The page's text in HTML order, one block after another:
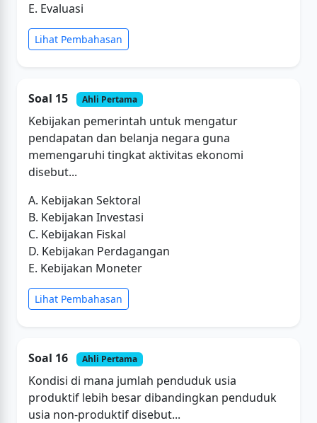
E. Evaluasi
Lihat Pembahasan
Soal 15 Ahli Pertama
Kebijakan pemerintah untuk mengatur
pendapatan dan belanja negara guna
memengaruhi tingkat aktivitas ekonomi
disebut...
A. Kebijakan Sektoral
B. Kebijakan Investasi
C. Kebijakan Fiskal
D. Kebijakan Perdagangan
E. Kebijakan Moneter
Lihat Pembahasan
Soal 16 Ahli Pertama
Kondisi di mana jumlah penduduk usia
produktif lebih besar dibandingkan penduduk
usia non-produktif disebut...